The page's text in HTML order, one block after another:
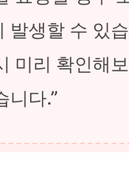
발생할 수 있
미리 확인해
니다.”